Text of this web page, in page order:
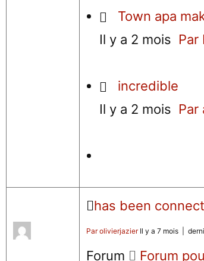
Town apa
Il y a 2 mois Par
incredible
Il y a 2 mois Par
has been
Par olivierjazierIl y a 7 mois |
Forum Forum